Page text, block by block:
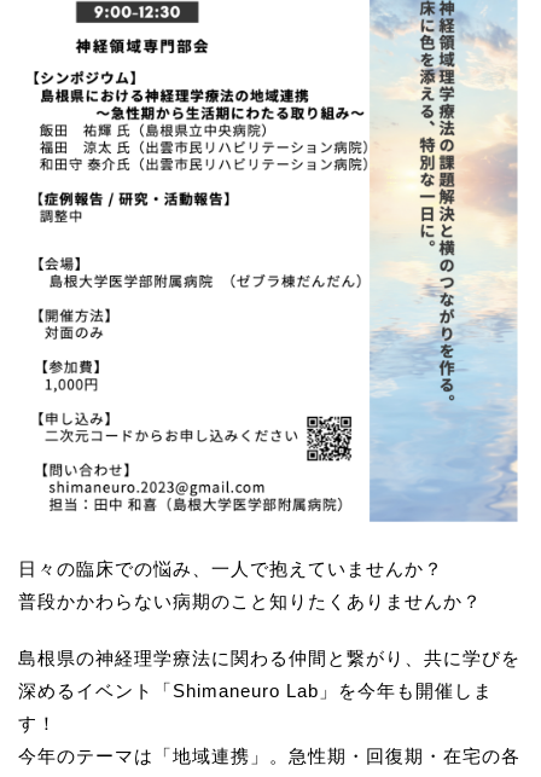
日々の臨床での悩み、一人で抱えていませんか？
普段かかわらない病期のこと知りたくありませんか？
島根県の神経理学療法に関わる仲間と繋がり、共に学びを
深めるイベント「Shimaneuro Lab」を今年も開催しま
す！
今年のテーマは「地域連携」。急性期・回復期・在宅の各